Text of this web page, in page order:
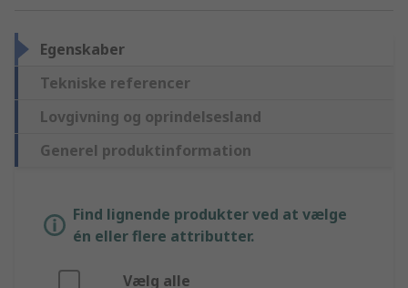
Egenskaber
Tekniske referencer
Lovgivning og oprindelsesland
Generel produktinformation
Find lignende produkter ved at vælge
én eller flere attributter.
Vælg alle